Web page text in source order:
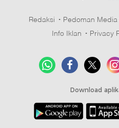
Redaksi Pedoman
Info Iklan
Privacy
Download